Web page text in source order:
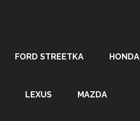
FORD STREETKA HONDA
LEXUS MAZDA